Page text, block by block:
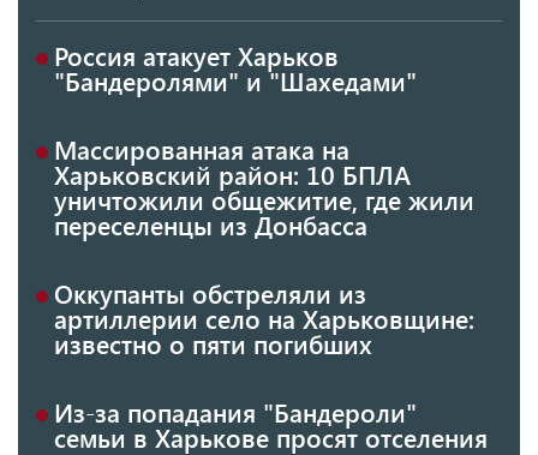
Россия атакует Харьков
"Бандеролями" и "Шахедами"
Массированная атака на
Харьковский район: 10 БПЛА
уничтожили общежитие, где жили
переселенцы из Донбасса
Оккупанты обстреляли из
артиллерии село на Харьковщине:
известно о пяти погибших
Из-за попадания "Бандероли"
семьи в Харькове просят отселения